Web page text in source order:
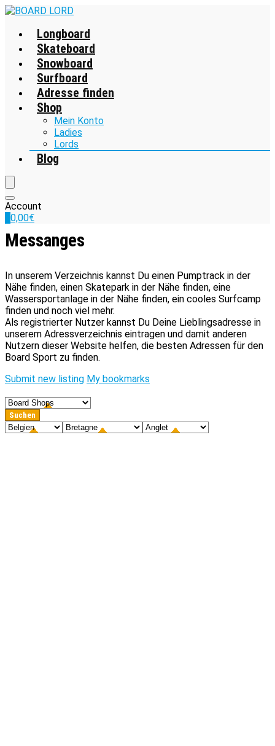
Longboard
Skateboard
Snowboard
Surfboard
Adresse finden
Shop
Mein Konto
Ladies
Lords
Blog
Account
0,00€
Messanges
In unserem Verzeichnis kannst Du einen Pumptrack in der
Nähe finden, einen Skatepark in der Nähe finden, eine
Wassersportanlage in der Nähe finden, ein cooles Surfcamp
finden und noch viel mehr.
Als registrierter Nutzer kannst Du Deine Lieblingsadresse in
unserem Adressverzeichnis eintragen und damit anderen
Nutzern dieser Website helfen, die besten Adressen für den
Board Sport zu finden.
Submit new listing My bookmarks